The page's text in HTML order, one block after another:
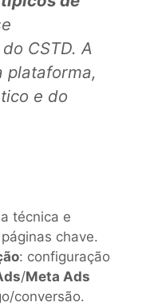
CSTD. A
plataforma,
e do
técnica e
chave.
: configuração
/Meta Ads
conversão.